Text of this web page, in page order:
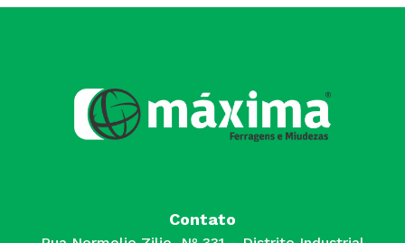
Contato